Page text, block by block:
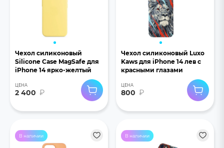
Чехол силиконовый
Silicone Case MagSafe для
iPhone 14 ярко-желтый
ЦЕНА
2 400 ₽
Чехол силиконовый Luxo
Kaws для iPhone 14 лев с
красными глазами
ЦЕНА
800 ₽
В наличии В наличии